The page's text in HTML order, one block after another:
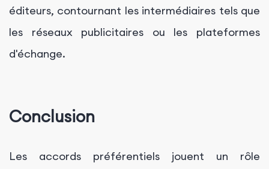
éditeurs, contournant les intermédiaires tels que
les réseaux publicitaires ou les plateformes
d'échange.
Conclusion
Les accords préférentiels jouent un rôle